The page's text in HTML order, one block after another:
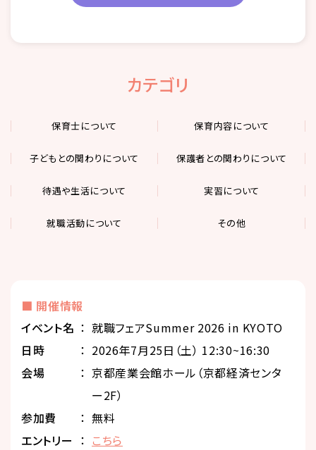
カテゴリ
保育士について 保育内容について
子どもとの関わりについて 保護者との関わりについて
待遇や生活について 実習について
就職活動について その他
■ 開催情報
イベント名
就職フェアSummer 2026 in KYOTO
⽇時
2026年7月25日（土） 12:30~16:30
会場
京都産業会館ホール（京都経済センタ
ー2F）
参加費
無料
エントリー
こちら